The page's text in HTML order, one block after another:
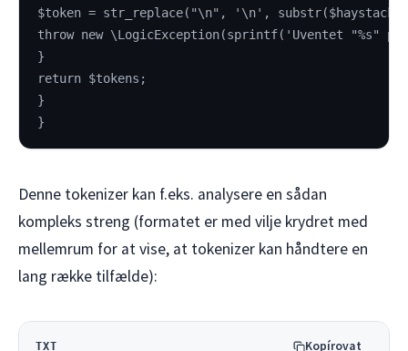
$token = str_replace("\n", '\n',
throw new \LogicException(sprintf('Uventet "%s"
}
return $tokens;
}
}
Denne tokenizer kan f.eks. analysere en sådan
kompleks streng (formatet er med vilje krydret med
mellemrum for at vise, at tokenizer kan håndtere en
lang række tilfælde):
TXT Kopírovat